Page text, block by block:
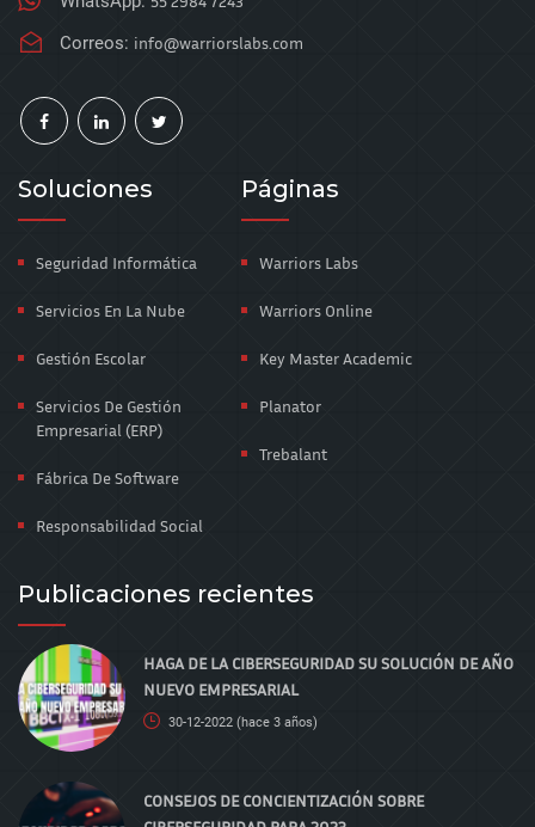
Correos: info@warriorslabs.com
Soluciones
Seguridad Informática
Servicios En La Nube
Gestión Escolar
Servicios De Gestión
Empresarial (ERP)
Fábrica De Software
Responsabilidad Social
Páginas
Warriors Labs
Warriors Online
Key Master Academic
Planator
Trebalant
Publicaciones recientes
HAGA DE LA CIBERSEGURIDAD SU SOLUCIÓN DE AÑO
NUEVO EMPRESARIAL
30-12-2022 (hace 3 años)
CONSEJOS DE CONCIENTIZACIÓN SOBRE